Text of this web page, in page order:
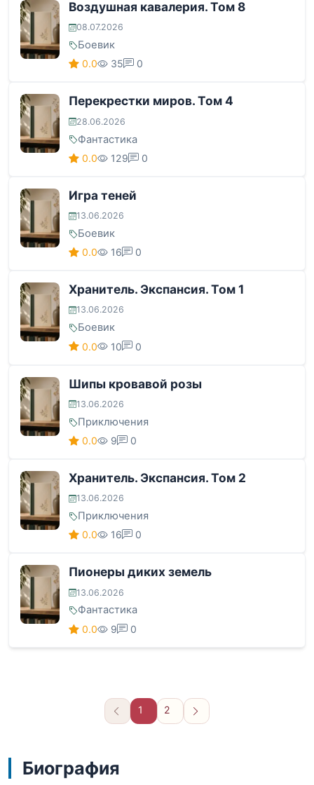
Воздушная кавалерия. Том 8
08.07.2026
Боевик
0.0 35 0
Перекрестки миров. Том 4
28.06.2026
Фантастика
0.0 129 0
Игра теней
13.06.2026
Боевик
0.0 16 0
Хранитель. Экспансия. Том 1
13.06.2026
Боевик
0.0 10 0
Шипы кровавой розы
13.06.2026
Приключения
0.0 9 0
Хранитель. Экспансия. Том 2
13.06.2026
Приключения
0.0 16 0
Пионеры диких земель
13.06.2026
Фантастика
0.0 9 0
1 2
Вперёд
Биография